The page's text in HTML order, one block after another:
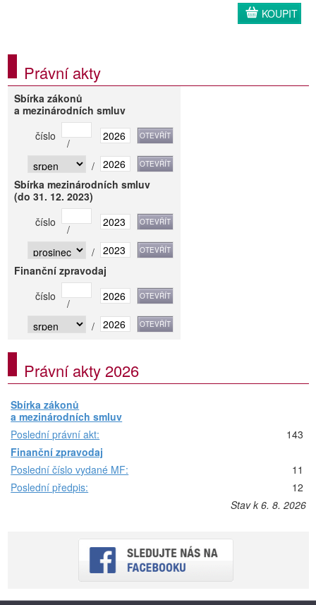
KOUPIT
Právní akty
Sbírka zákonů
a mezinárodních smluv
číslo
/
/
Sbírka mezinárodních smluv
(do 31. 12. 2023)
číslo
/
/
Finanční zpravodaj
číslo
/
/
Právní akty 2026
Sbírka zákonů
a mezinárodních smluv
Poslední právní akt:
143
Finanční zpravodaj
Poslední číslo vydané MF:
11
Poslední předpis:
12
Stav k 6. 8. 2026